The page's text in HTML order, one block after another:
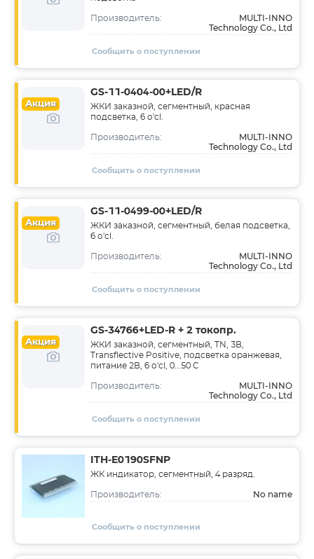
Производитель:
MULTI-INNO
Technology Co., Ltd
Сообщить о поступлении
Акция
GS-11-0404-00+LED/R
ЖКИ заказной, сегментный, красная
подсветка, 6 o'cl.
Производитель:
MULTI-INNO
Technology Co., Ltd
Сообщить о поступлении
Акция
GS-11-0499-00+LED/R
ЖКИ заказной, сегментный, белая подсветка,
6 o'cl.
Производитель:
MULTI-INNO
Technology Co., Ltd
Сообщить о поступлении
Акция
GS-34766+LED-R + 2 токопр.
ЖКИ заказной, сегментный, TN, 3В,
Transflective Positive, подсветка оранжевая,
питание 2В, 6 o'cl, 0...50 C
Производитель:
MULTI-INNO
Technology Co., Ltd
Сообщить о поступлении
ITH-E0190SFNP
ЖК индикатор, сегментный, 4 разряд.
Производитель: No name
Сообщить о поступлении